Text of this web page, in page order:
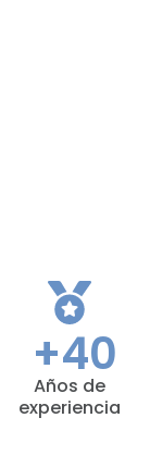
Años de
experiencia
+40